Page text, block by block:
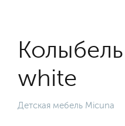
Детская мебель Micuna
white